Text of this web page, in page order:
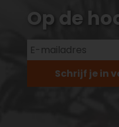
Op de
Schrijf je in